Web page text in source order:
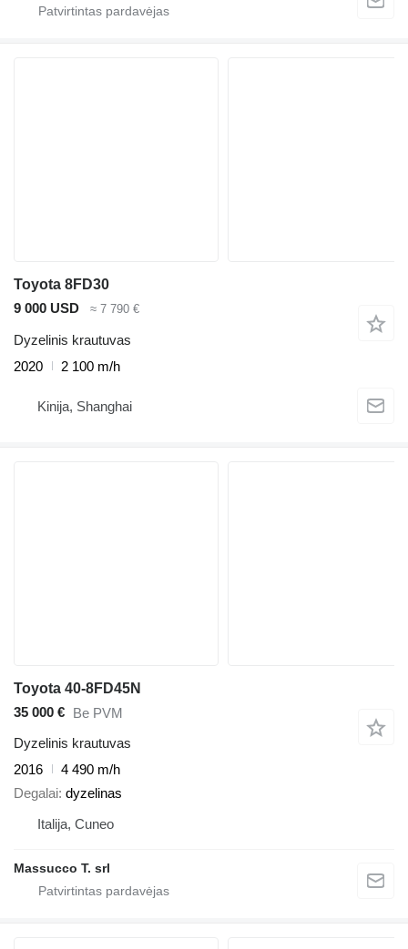
Toyota 8FD30
9 000 USD
≈ 7 790 €
Dyzelinis krautuvas
2020
2 100 m/h
Kinija, Shanghai
Toyota 40-8FD45N
35 000 € Be PVM
Dyzelinis krautuvas
2016
4 490 m/h
Degalai dyzelinas
Italija, Cuneo
Massucco T. srl